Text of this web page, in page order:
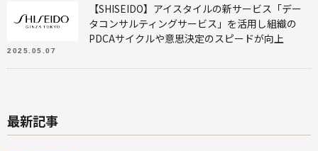
2025.05.07
【SHISEIDO】アイスタイルの新サービス「デー
タコンサルティングサービス」を活用し組織の
PDCAサイクルや意思決定のスピードが向上
最新記事